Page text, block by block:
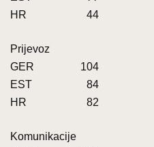
HR 44
Prijevoz
GER 104
EST 84
HR 82
Komunikacije